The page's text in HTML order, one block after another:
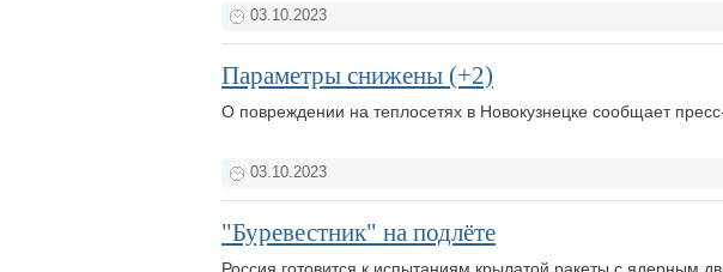
03.10.2023
Параметры снижены (+2)
О повреждении на теплосетях в Новокузнецке сообщает
03.10.2023
"Буревестник" на подлёте